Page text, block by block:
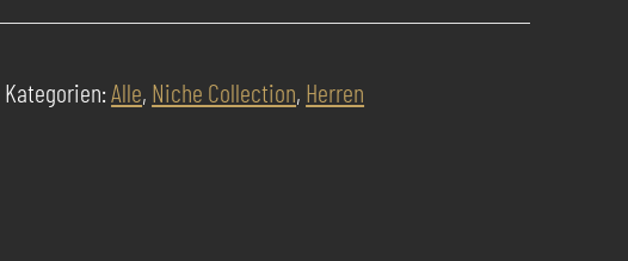
Kategorien:Alle, Niche Collection, Herren